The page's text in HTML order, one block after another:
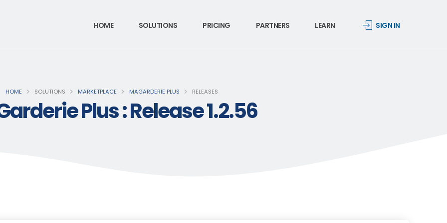
HOME SOLUTIONS PRICING PARTNERS LEARN SIGN IN
HOME SOLUTIONS MARKETPLACE MAGARDERIE PLUS RELEASES
Plus : Release 1.2.56